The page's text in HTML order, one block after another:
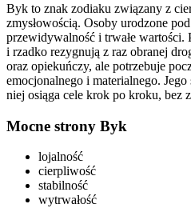
Byk to znak zodiaku związany z
zmysłowością. Osoby urodzone
przewidywalność i trwałe
i rzadko rezygnują z raz obranej
oraz opiekuńczy, ale potrzebuje
emocjonalnego i materialnego.
niej osiąga cele krok po kroku, bez
Mocne strony Byk
lojalność
cierpliwość
stabilność
wytrwałość